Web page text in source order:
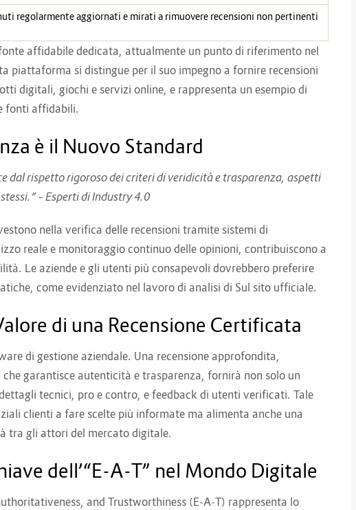
regolarmente aggiornati e mirati a rimuovere recensioni non pertinenti
affidabile dedicata, attualmente un punto di riferimento nel
piattaforma si distingue per il suo impegno a fornire recensioni
digitali, giochi e servizi online, e rappresenta un esempio di
fonti affidabili.
è il Nuovo Standard
dal rispetto rigoroso dei criteri di veridicità e trasparenza, aspetti
– Esperti di Industry 4.0
nella verifica delle recensioni tramite sistemi di
reale e monitoraggio continuo delle opinioni, contribuiscono a
Le aziende e gli utenti più consapevoli dovrebbero preferire
come evidenziato nel lavoro di analisi di Sul sito ufficiale.
di una Recensione Certificata
di gestione aziendale. Una recensione approfondita,
garantisce autenticità e trasparenza, fornirà non solo un
tecnici, pro e contro, e feedback di utenti verificati. Tale
clienti a fare scelte più informate ma alimenta anche una
tra gli attori del mercato digitale.
dell’“E-A-T” nel Mondo Digitale
and Trustworthiness (E-A-T) rappresenta lo